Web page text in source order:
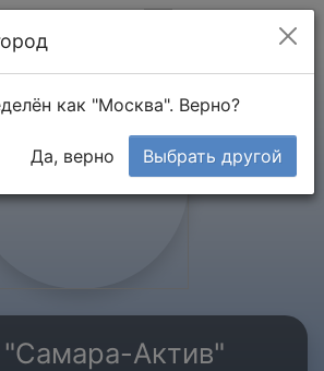
Актив"
как "Москва". Верно?
Да, верно Выбрать другой